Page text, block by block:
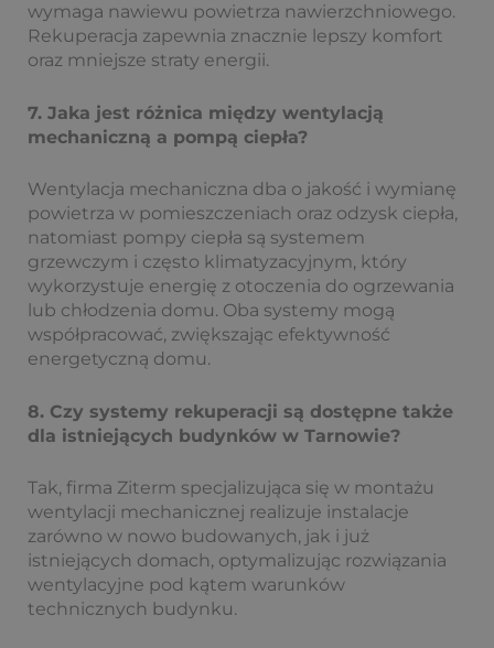
wymaga nawiewu powietrza nawierzchniowego.
Rekuperacja zapewnia znacznie lepszy komfort
oraz mniejsze straty energii.
7. Jaka jest różnica między wentylacją
mechaniczną a pompą ciepła?
Wentylacja mechaniczna dba o jakość i wymianę
powietrza w pomieszczeniach oraz odzysk ciepła,
natomiast pompy ciepła są systemem
grzewczym i często klimatyzacyjnym, który
wykorzystuje energię z otoczenia do ogrzewania
lub chłodzenia domu. Oba systemy mogą
współpracować, zwiększając efektywność
energetyczną domu.
8. Czy systemy rekuperacji są dostępne także
dla istniejących budynków w Tarnowie?
Tak, firma Ziterm specjalizująca się w montażu
wentylacji mechanicznej realizuje instalacje
zarówno w nowo budowanych, jak i już
istniejących domach, optymalizując rozwiązania
wentylacyjne pod kątem warunków
technicznych budynku.